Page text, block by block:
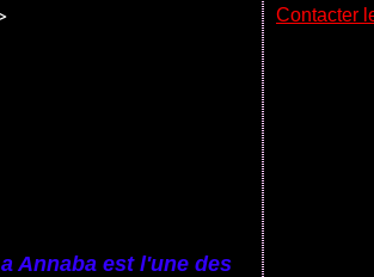
>
Annaba est l'une des
Contacter